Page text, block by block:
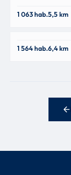
63310
1 063 hab.5,5 km
03700
1 564 hab.6,4 km